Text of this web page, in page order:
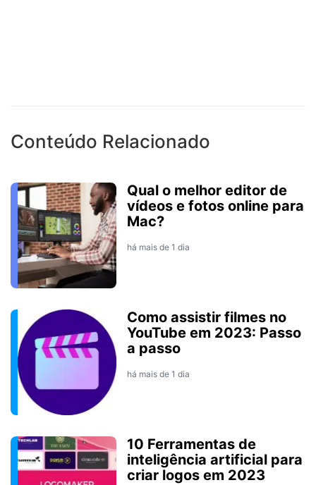
Conteúdo Relacionado
Qual o melhor editor de
vídeos e fotos online para
Mac?
há mais de 1 dia
Como assistir filmes no
YouTube em 2023: Passo
a passo
há mais de 1 dia
10 Ferramentas de
inteligência artificial para
criar logos em 2023